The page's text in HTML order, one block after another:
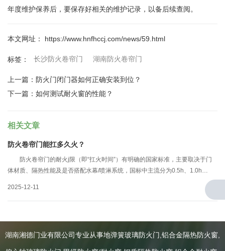
年度维护保养后，要保存好相关的维护记录，以备后续查阅。
本文网址： https://www.hnfhccj.com/news/59.html
标签： 长沙防火卷帘门 湖南防火卷帘门
上一篇： 防火门闭门器如何正确安装到位？
下一篇： 如何测试耐火窗的性能？
相关文章
防火卷帘门能扛多久火？
防火卷帘门的耐火j限（即“扛火时间”）有明确的国家标准，主要取决于门
体材质、隔热性能及是否搭配水幕/喷淋系统，国标中主流分为0.5h、1.0h、
1.5h、2.0h、3.0h五个等级，不同等级适配不同建筑防火分区的需求，具体分
2025-12-11
关于我们
湖南湘德门业有限公司专业从事地弹簧玻璃防火门,铝合金隔热防火窗,